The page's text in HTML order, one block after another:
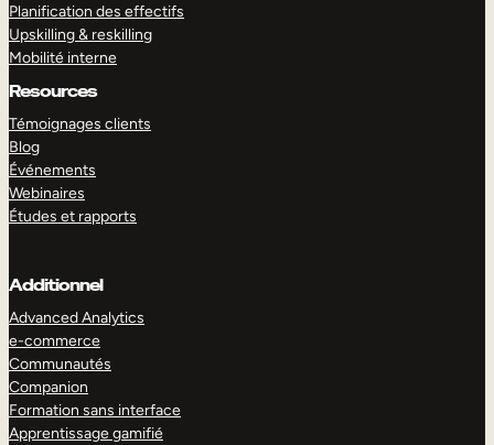
Planification des effectifs
Upskilling & reskilling
Mobilité interne
Resources
Témoignages clients
Blog
Événements
Webinaires
Études et rapports
Additionnel
Advanced Analytics
e-commerce
Communautés
Companion
Formation sans interface
Apprentissage gamifié